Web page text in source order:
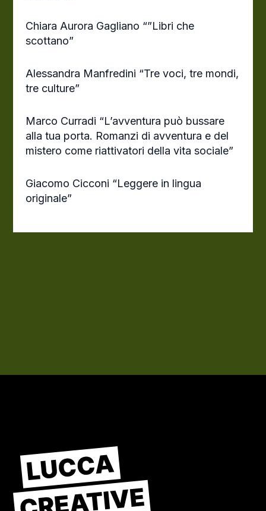
Chiara Aurora Gagliano “”Libri che
scottano”
Alessandra Manfredini “Tre voci, tre mondi,
tre culture”
Marco Curradi “L’avventura può bussare
alla tua porta. Romanzi di avventura e del
mistero come riattivatori della vita sociale”
Giacomo Cicconi “Leggere in lingua
originale”